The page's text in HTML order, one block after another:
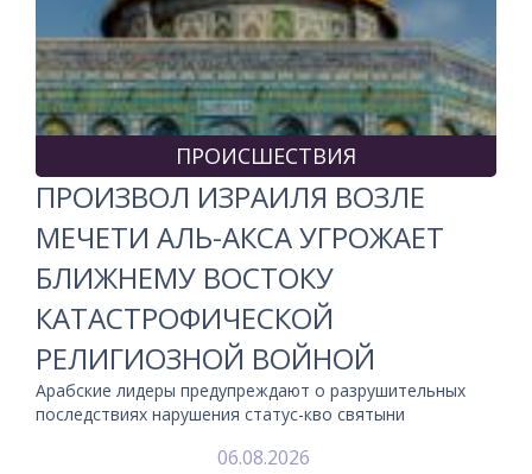
ПРОИСШЕСТВИЯ
ПРОИЗВОЛ ИЗРАИЛЯ ВОЗЛЕ
МЕЧЕТИ АЛЬ-АКСА УГРОЖАЕТ
БЛИЖНЕМУ ВОСТОКУ
КАТАСТРОФИЧЕСКОЙ
РЕЛИГИОЗНОЙ ВОЙНОЙ
Арабские лидеры предупреждают о разрушительных
последствиях нарушения статус-кво святыни
06.08.2026